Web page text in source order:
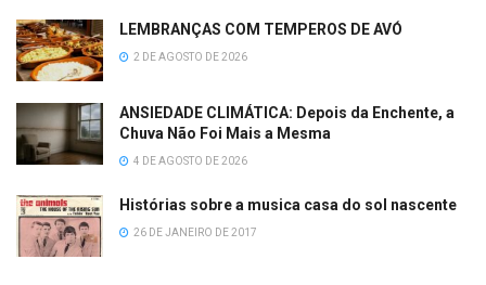
LEMBRANÇAS COM TEMPEROS DE AVÓ
2 DE AGOSTO DE 2026
ANSIEDADE CLIMÁTICA: Depois da Enchente, a
Chuva Não Foi Mais a Mesma
4 DE AGOSTO DE 2026
Histórias sobre a musica casa do sol nascente
26 DE JANEIRO DE 2017